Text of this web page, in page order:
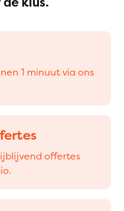
1 minuut via ons
offertes